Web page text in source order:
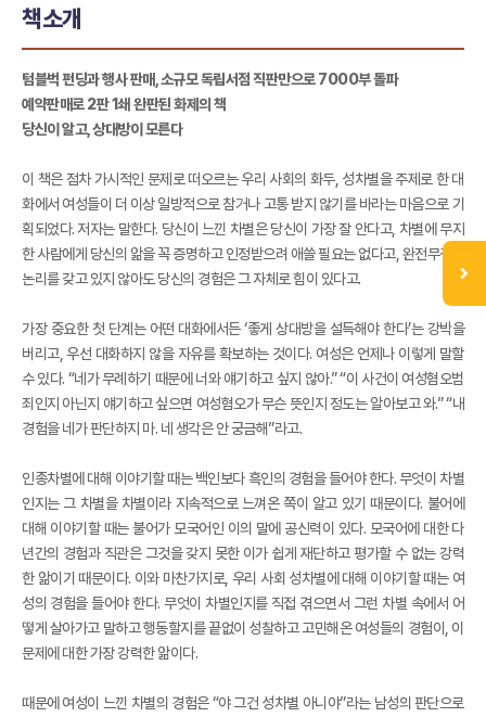
책소개
텀블벅 펀딩과 행사 판매, 소규모 독립서점 직판만으로 7000부 돌파
예약판매로 2판 1쇄 완판된 화제의 책
당신이 알고, 상대방이 모른다
이 책은 점차 가시적인 문제로 떠오르는 우리 사회의 화두, 성차별을 주제로 한 대
화에서 여성들이 더 이상 일방적으로 참거나 고통 받지 않기를 바라는 마음으로 기
획되었다. 저자는 말한다. 당신이 느낀 차별은 당신이 가장 잘 안다고, 차별에 무지
한 사람에게 당신의 앎을 꼭 증명하고 인정받으려 애쓸 필요는 없다고, 완전무결한
논리를 갖고 있지 않아도 당신의 경험은 그 자체로 힘이 있다고.
가장 중요한 첫 단계는 어떤 대화에서든 ‘좋게 상대방을 설득해야 한다’는 강박을
버리고, 우선 대화하지 않을 자유를 확보하는 것이다. 여성은 언제나 이렇게 말할
수 있다. “네가 무례하기 때문에 너와 얘기하고 싶지 않아.” “이 사건이 여성혐오범
죄인지 아닌지 얘기하고 싶으면 여성혐오가 무슨 뜻인지 정도는 알아보고 와.” “내
경험을 네가 판단하지 마. 네 생각은 안 궁금해”라고.
인종차별에 대해 이야기할 때는 백인보다 흑인의 경험을 들어야 한다. 무엇이 차별
인지는 그 차별을 차별이라 지속적으로 느껴온 쪽이 알고 있기 때문이다. 불어에
대해 이야기할 때는 불어가 모국어인 이의 말에 공신력이 있다. 모국어에 대한 다
년간의 경험과 직관은 그것을 갖지 못한 이가 쉽게 재단하고 평가할 수 없는 강력
한 앎이기 때문이다. 이와 마찬가지로, 우리 사회 성차별에 대해 이야기할 때는 여
성의 경험을 들어야 한다. 무엇이 차별인지를 직접 겪으면서 그런 차별 속에서 어
떻게 살아가고 말하고 행동할지를 끝없이 성찰하고 고민해온 여성들의 경험이, 이
문제에 대한 가장 강력한 앎이다.
때문에 여성이 느낀 차별의 경험은 “야 그건 성차별 아니야”라는 남성의 판단으로